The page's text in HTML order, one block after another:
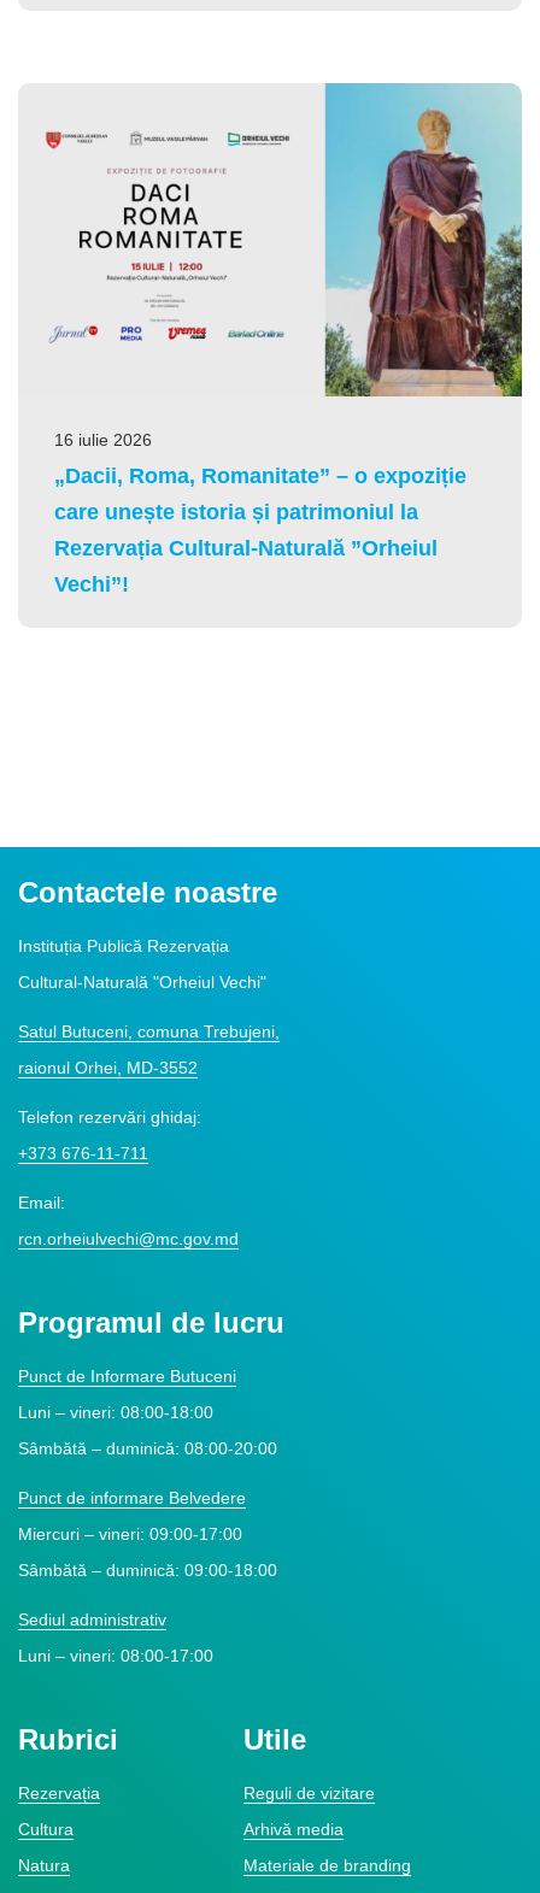
16 iulie 2026
„Dacii, Roma, Romanitate” – o expoziție
care unește istoria și patrimoniul la
Rezervația Cultural-Naturală ”Orheiul
Vechi”!
Contactele noastre
Instituția Publică Rezervația
Cultural-Naturală "Orheiul Vechi"
Satul Butuceni, comuna Trebujeni,
raionul Orhei, MD-3552
Telefon rezervări ghidaj:
+373 676-11-711
Email:
rcn.orheiulvechi@mc.gov.md
Programul de lucru
Punct de Informare Butuceni
Luni – vineri: 08:00-18:00
Sâmbătă – duminică: 08:00-20:00
Punct de informare Belvedere
Miercuri – vineri: 09:00-17:00
Sâmbătă – duminică: 09:00-18:00
Sediul administrativ
Luni – vineri: 08:00-17:00
Rubrici
Rezervația
Cultura
Natura
Utile
Reguli de vizitare
Arhivă media
Materiale de branding